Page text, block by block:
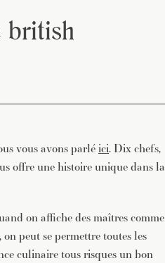
british
vous avons parléici. Dix chefs,
offre une histoire unique dans la
on affiche des maîtres comme
peut se permettre toutes les
culinaire tous risques un bon
lettre d’info avec une